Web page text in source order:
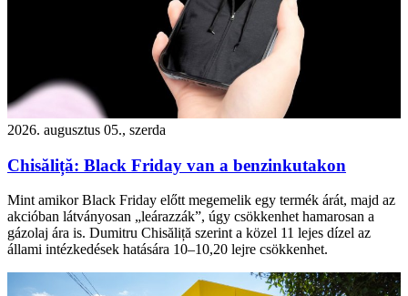
2026. augusztus 05., szerda
Chisăliță: Black Friday van a benzinkutakon
Mint amikor Black Friday előtt megemelik egy termék árát, majd az
akcióban látványosan „leárazzák”, úgy csökkenhet hamarosan a
gázolaj ára is. Dumitru Chisăliță szerint a közel 11 lejes dízel az
állami intézkedések hatására 10–10,20 lejre csökkenhet.